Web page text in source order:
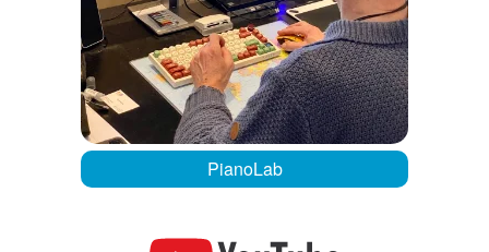
PianoLab